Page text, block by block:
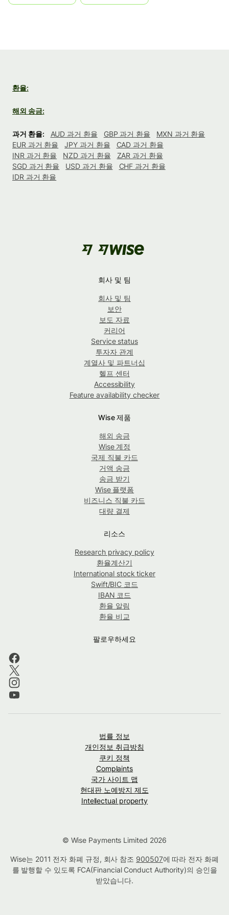
환율:
해외 송금:
과거 환율: AUD 과거 환율 GBP 과거 환율
MXN 과거 환율
EUR 과거 환율
JPY 과거 환율
CAD 과거 환율
INR 과거 환율
NZD 과거 환율
ZAR 과거 환율
SGD 과거 환율
USD 과거 환율
CHF 과거 환율
IDR 과거 환율
회사 및 팀
회사 및 팀
보안
보도 자료
커리어
Service status
투자자 관계
계열사 및 파트너십
헬프 센터
Accessibility
Feature availability checker
Wise 제품
해외 송금
Wise 계정
국제 직불 카드
거액 송금
송금 받기
Wise 플랫폼
비즈니스 직불 카드
대량 결제
리소스
Research privacy policy
환율계산기
International stock ticker
Swift/BIC 코드
IBAN 코드
환율 알림
환율 비교
팔로우하세요
법률 정보
개인정보 취급방침
쿠키 정책
Complaints
국가 사이트 맵
현대판 노예방지 제도
Intellectual property
© Wise Payments Limited 2026
Wise는 2011 전자 화폐 규정, 회사 참조 900507에 따라 전자 화폐
를 발행할 수 있도록 FCA(Financial Conduct Authority)의 승인을
받았습니다.